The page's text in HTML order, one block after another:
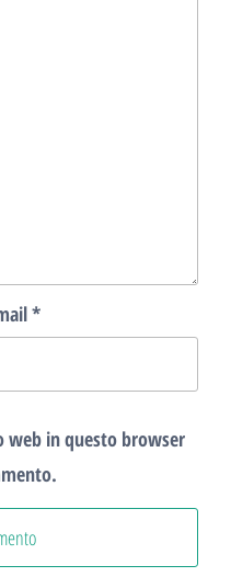
*
web in questo browser